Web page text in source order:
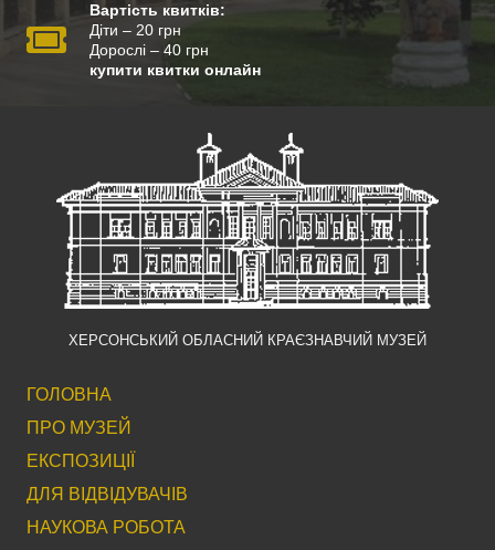
Вартість квитків:
Діти – 20 грн
Дорослі – 40 грн
купити квитки онлайн
ХЕРСОНСЬКИЙ ОБЛАСНИЙ КРАЄЗНАВЧИЙ МУЗЕЙ
ГОЛОВНА
ПРО МУЗЕЙ
ЕКСПОЗИЦІЇ
ДЛЯ ВІДВІДУВАЧІВ
НАУКОВА РОБОТА